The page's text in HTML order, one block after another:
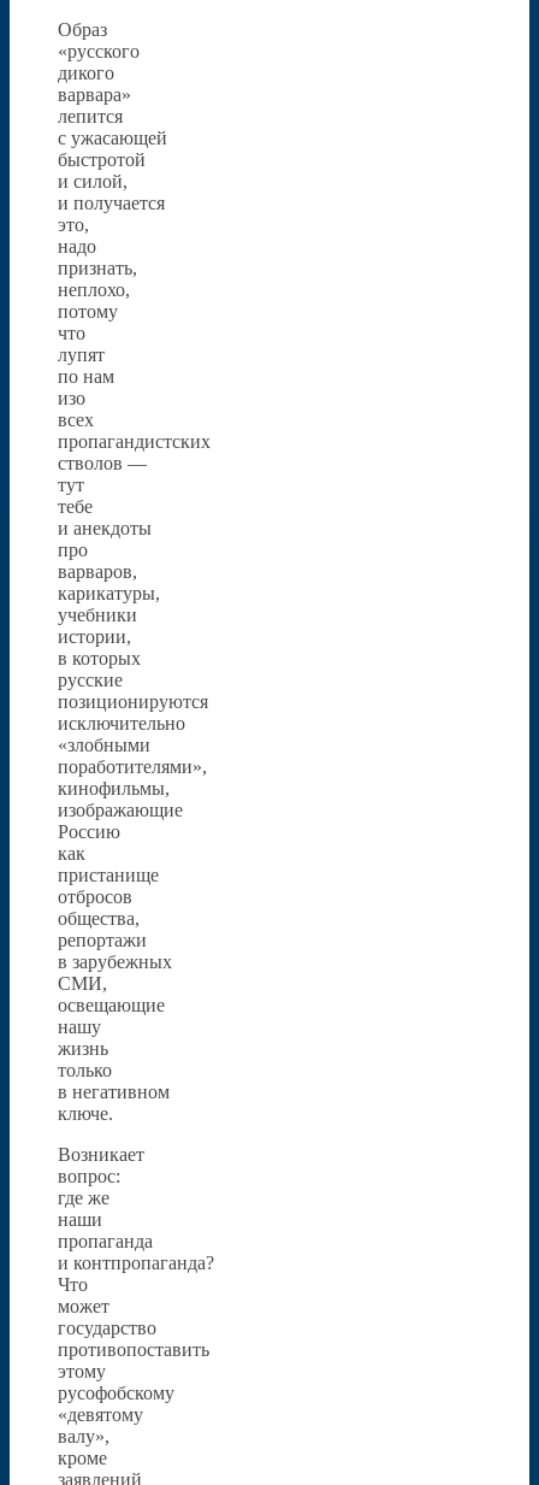
Образ
«русского
дикого
варвара»
лепится
с ужасающей
быстротой
и силой,
и получается
это,
надо
признать,
неплохо,
потому
что
лупят
по нам
изо
всех
пропагандистских
стволов —
тут
тебе
и анекдоты
про
варваров,
карикатуры,
учебники
истории,
в которых
русские
позиционируются
исключительно
«злобными
поработителями»,
кинофильмы,
изображающие
Россию
как
пристанище
отбросов
общества,
репортажи
в зарубежных
СМИ,
освещающие
нашу
жизнь
только
в негативном
ключе.
Возникает
вопрос:
где же
наши
пропаганда
и контпропаганда?
Что
может
государство
противопоставить
этому
русофобскому
«девятому
валу»,
кроме
заявлений